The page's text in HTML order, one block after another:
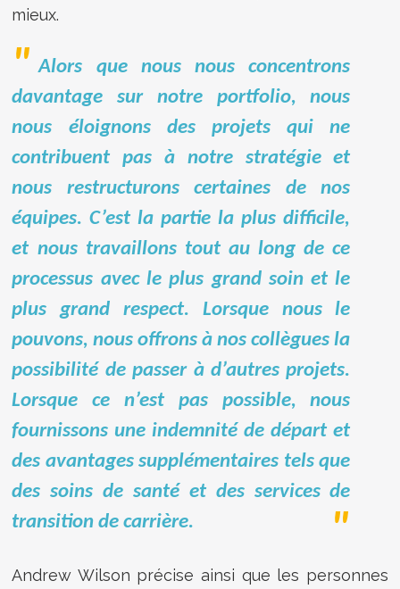
mieux.
Alors que nous nous concentrons
davantage sur notre portfolio, nous
nous éloignons des projets qui ne
contribuent pas à notre stratégie et
nous restructurons certaines de nos
équipes. C’est la partie la plus difficile,
et nous travaillons tout au long de ce
processus avec le plus grand soin et le
plus grand respect. Lorsque nous le
pouvons, nous offrons à nos collègues la
possibilité de passer à d’autres projets.
Lorsque ce n’est pas possible, nous
fournissons une indemnité de départ et
des avantages supplémentaires tels que
des soins de santé et des services de
transition de carrière.
Andrew Wilson précise ainsi que les personnes